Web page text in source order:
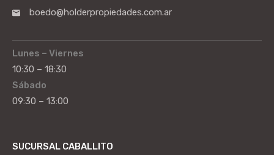
boedo@holderpropiedades.com.ar
Lunes – Viernes
10:30 – 18:30
Sábado
09:30 – 13:00
SUCURSAL CABALLITO